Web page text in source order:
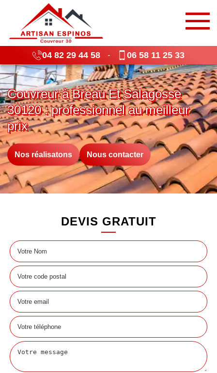
04 82 29 44 58 - 06 58 11 25 33
Couvreur à Breau Et Salagosse
30120 : professionnel au meilleur
prix
Nos réalisatons Nous contacter
DEVIS GRATUIT